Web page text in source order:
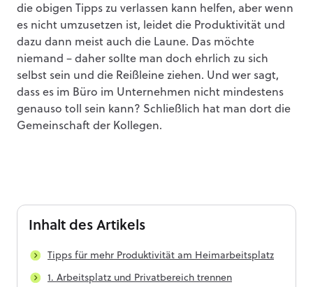
die obigen Tipps zu verlassen kann helfen, aber wenn
es nicht umzusetzen ist, leidet die Produktivität und
dazu dann meist auch die Laune. Das möchte
niemand – daher sollte man doch ehrlich zu sich
selbst sein und die Reißleine ziehen. Und wer sagt,
dass es im Büro im Unternehmen nicht mindestens
genauso toll sein kann? Schließlich hat man dort die
Gemeinschaft der Kollegen.
Inhalt des Artikels
Tipps für mehr Produktivität am Heimarbeitsplatz
1. Arbeitsplatz und Privatbereich trennen